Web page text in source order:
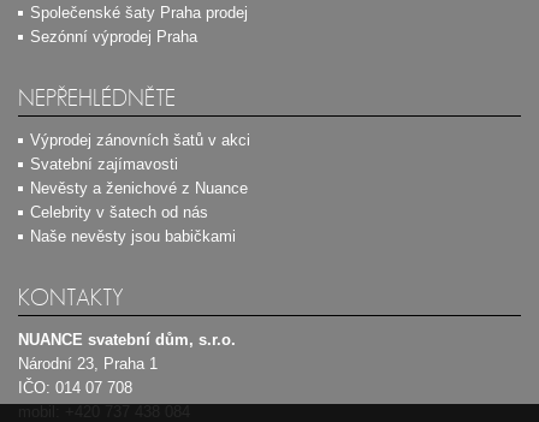
Společenské šaty Praha prodej
Sezónní výprodej Praha
NEPŘEHLÉDNĚTE
Výprodej zánovních šatů v akci
Svatební zajímavosti
Nevěsty a ženichové z Nuance
Celebrity v šatech od nás
Naše nevěsty jsou babičkami
KONTAKTY
NUANCE svatební dům, s.r.o.
Národní 23, Praha 1
IČO: 014 07 708